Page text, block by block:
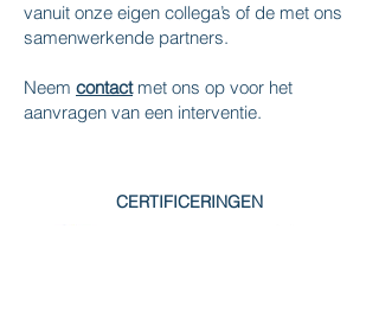
vanuit onze eigen collega’s of de met ons
samenwerkende partners.
Neem contact met ons op voor het
aanvragen van een interventie.
CERTIFICERINGEN